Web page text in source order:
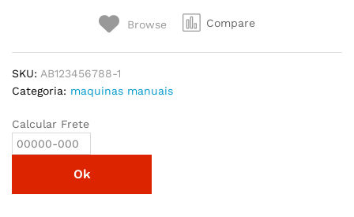
quantity
Browse Compare
SKU: AB123456788-1
Categoria: maquinas manuais
Calcular Frete
Ok